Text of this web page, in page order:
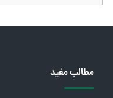
مطالب مفید